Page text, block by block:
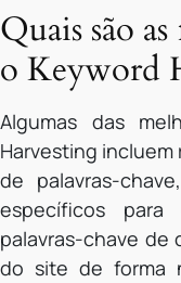
Quais são
o Keyword
Algumas das
Harvesting
de palavras-
específicos
palavras-chave de
do site de forma